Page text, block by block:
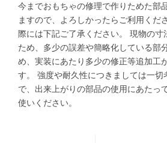
今までおもちゃの修理で作りためた部
ますので、よろしかったらご利用くだ
際には下記ご了承ください。 現物の寸
ため、多少の誤差や簡略化している部
め、実装にあたり多少の修正等追加工
す。 強度や耐久性につきましては一切
で、出来上がりの部品の使用にあたっ
使いください。